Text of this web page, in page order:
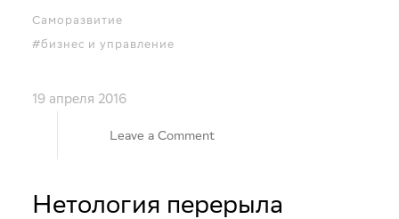
Саморазвитие
#бизнес и управление
19 апреля 2016
Leave a Commenton
Нетология перерыла